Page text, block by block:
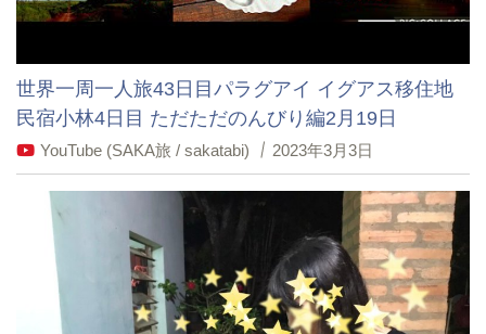
世界一周一人旅43日目パラグアイ イグアス移住地
民宿小林4日目 ただただのんびり編2月19日
YouTube (SAKA旅 / sakatabi) 2023年3月3日